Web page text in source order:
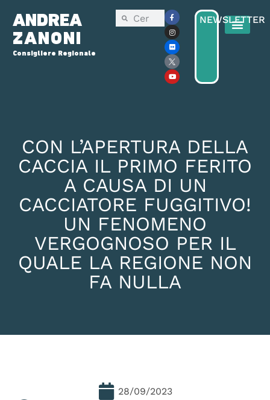
ANDREA
ZANONI
Consigliere Regionale
NEWSLETTER
CON L’APERTURA DELLA
CACCIA IL PRIMO FERITO
A CAUSA DI UN
CACCIATORE FUGGITIVO!
UN FENOMENO
VERGOGNOSO PER IL
QUALE LA REGIONE NON
FA NULLA
28/09/2023